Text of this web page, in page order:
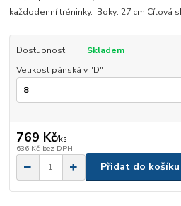
každodenní tréninky. Boky: 27 cm Cílová
Dostupnost
Skladem
Velikost pánská v "D"
769 Kč/ks
636 Kč bez DPH
Přidat do košíku